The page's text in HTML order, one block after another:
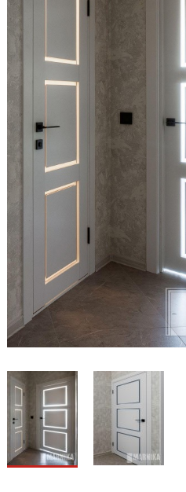
Под отделку
Двери и интерьерные
Экошпон
Скрытые
Раздвижные
Шпонированные
Стеклянные/
Двери-книги
Маятниковые
Межкомнатные
Стеновые панели
Порталы
Образцы
Фурнитура
Ручки дверные